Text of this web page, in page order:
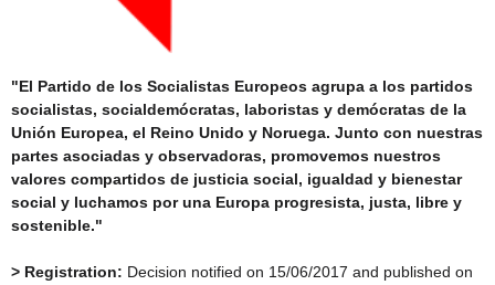
"El Partido de los Socialistas Europeos agrupa a los partidos
socialistas, socialdemócratas, laboristas y demócratas de la
Unión Europea, el Reino Unido y Noruega. Junto con nuestras
partes asociadas y observadoras, promovemos nuestros
valores compartidos de justicia social, igualdad y bienestar
social y luchamos por una Europa progresista, justa, libre y
sostenible."
> Registration: Decision notified on 15/06/2017 and published on